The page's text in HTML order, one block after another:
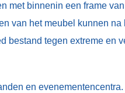
met binnenin een frame
van het meubel kunnen
tegen extreme en
en evenementencentra.